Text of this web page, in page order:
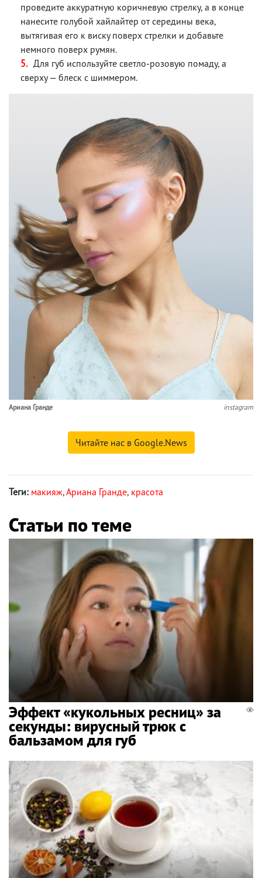
проведите аккуратную коричневую стрелку, а в конце
нанесите голубой хайлайтер от середины века,
вытягивая его к виску поверх стрелки и добавьте
немного поверх румян.
Для губ используйте светло-розовую помаду, а
сверху — блеск с шиммером.
Ариана Гранде instagram
Читайте нас в Google.News
Теги: макияж,Ариана Гранде, красота
Статьи по теме
Эффект «кукольных ресниц» за
секунды: вирусный трюк с
бальзамом для губ